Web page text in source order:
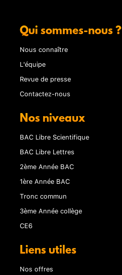
Qui sommes-nous ?
Nous connaître
L'équipe
Revue de presse
Contactez-nous
Nos niveaux
BAC Libre Scientifique
BAC Libre Lettres
2ème Année BAC
1ère Année BAC
Tronc commun
3ème Année collège
CE6
Liens utiles
Nos offres